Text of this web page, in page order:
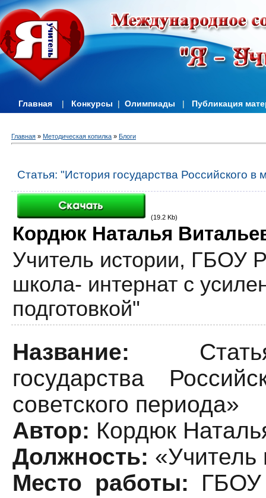
Главная | Конкурсы | Олимпиады | Публикация
Главная » Методическая копилка » Блоги
Статья: "История государства Российского в
(19.2 Kb)
Кордюк Наталья
Учитель истории, ГБОУ
школа- интернат с
подготовкой"
Название:
государства
советского периода»
Автор: Кордюк
Должность: «Учитель
Место работы: ГБОУ